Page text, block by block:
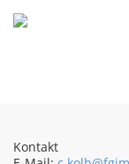
Kontakt